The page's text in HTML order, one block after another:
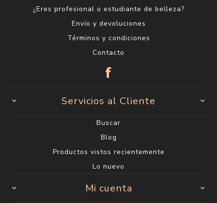
¿Eres profesional o estudiante de belleza?
Envío y devoluciones
Términos y condiciones
Contacto
Servicios al Cliente
Buscar
Blog
Productos vistos recientemente
Lo nuevo
Mi cuenta